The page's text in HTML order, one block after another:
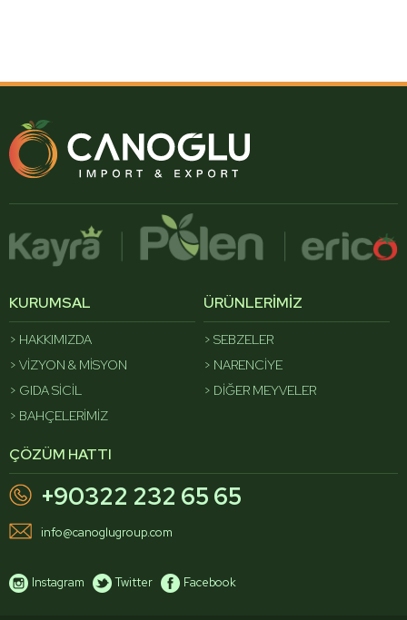
KURUMSAL
HAKKIMIZDA
VİZYON & MİSYON
GIDA SİCİL
BAHÇELERİMİZ
ÜRÜNLERİMİZ
SEBZELER
NARENCİYE
DİĞER MEYVELER
ÇÖZÜM HATTI
+90322 232 65 65
info@canoglugroup.com
Instagram Twitter Facebook